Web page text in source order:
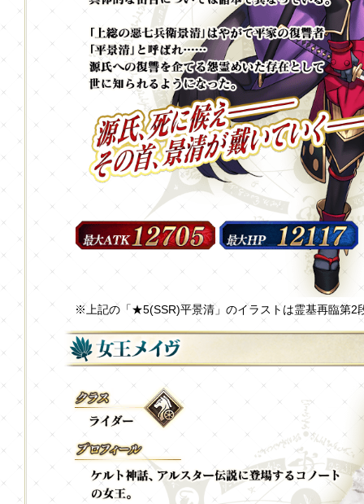
※上記の「★5(SSR)平景清」のイラストは霊基再臨第2